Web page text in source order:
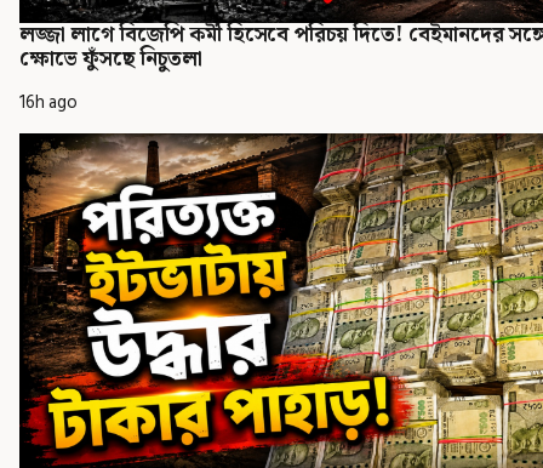
লজ্জা লাগে বিজেপি কর্মী হিসেবে পরিচয় দিতে! বেইমানদের
ক্ষোভে ফুঁসছে নিচুতলা
16h ago